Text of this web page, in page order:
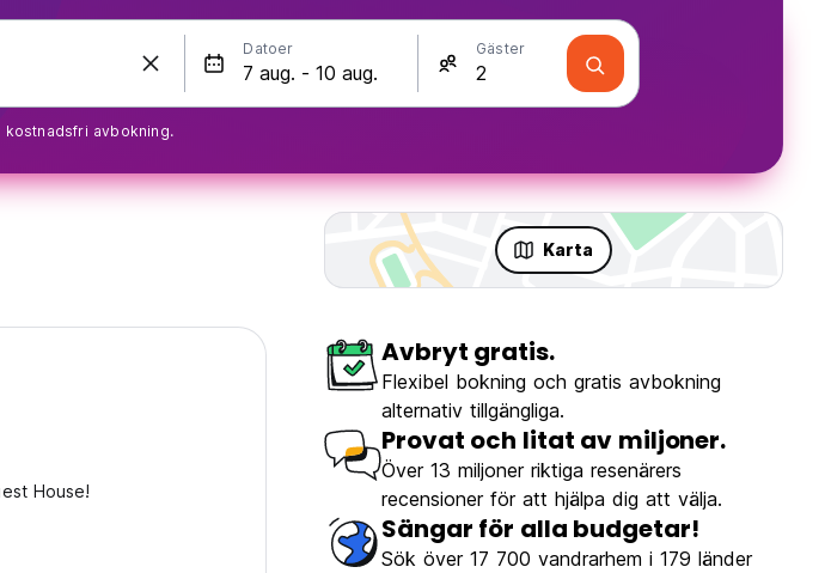
Datoer Gäster
avbokning.
Karta
House!
Avbryt gratis.
Flexibel bokning och gratis avbokning
alternativ tillgängliga.
Provat och litat av miljoner.
Över 13 miljoner riktiga resenärers
recensioner för att hjälpa dig att välja.
Sängar för alla budgetar!
Sök över 17 700 vandrarhem i 179 länder